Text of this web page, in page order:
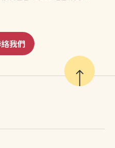
我們